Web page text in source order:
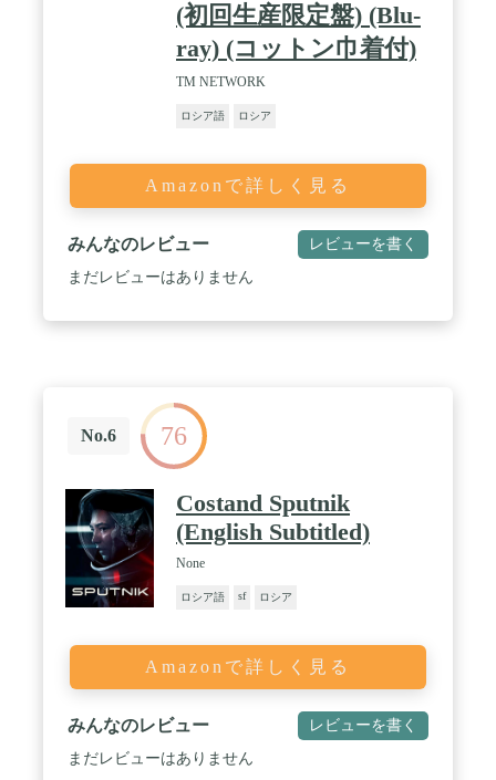
(初回生産限定盤) (Blu-
ray) (コットン巾着付)
TM NETWORK
ロシア語 ロシア
Amazonで詳しく見る
みんなのレビュー レビューを書く
まだレビューはありません
No.6 76
Costand Sputnik
(English Subtitled)
None
ロシア語 sf ロシア
Amazonで詳しく見る
みんなのレビュー レビューを書く
まだレビューはありません